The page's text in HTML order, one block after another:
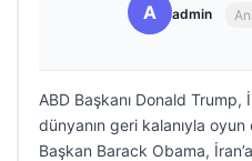
A admin
ABD Başkanı Donald Trump,
dünyanın geri kalanıyla oyun
Başkan Barack Obama,